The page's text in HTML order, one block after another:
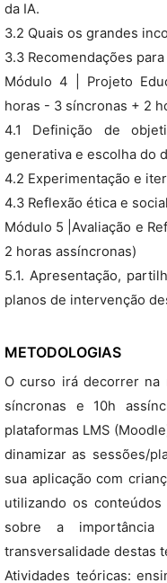
da IA.
3.2 Quais os grandes
3.3 Recomendações
Módulo 4 | Projeto
horas - 3 síncronas + 2
4.1 Definição de
generativa e escolha do
4.2 Experimentação e
4.3 Reflexão ética e
Módulo 5 |Avaliação e
2 horas assíncronas)
5.1. Apresentação,
planos de intervenção
METODOLOGIAS
O curso irá decorrer na
síncronas e 10h
plataformas LMS
dinamizar as sessões/
sua aplicação com
utilizando os
sobre a
transversalidade destas
Atividades teóricas: